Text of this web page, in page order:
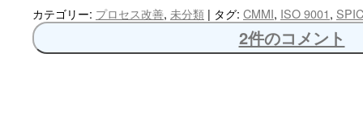
カテゴリー: プロセス改善, 未分類 | タグ: CMMI, ISO 9001,
2件のコメント